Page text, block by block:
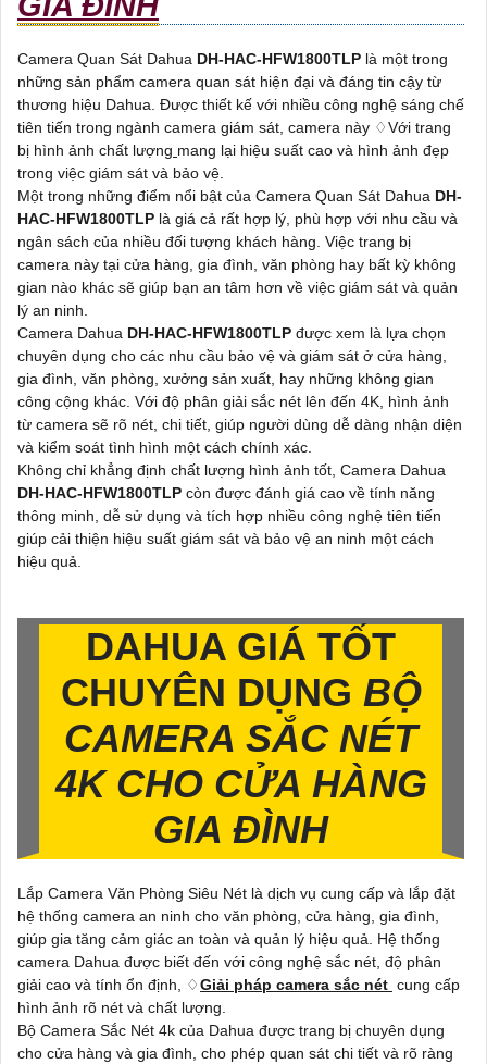
Camera Quan Sát Dahua DH-HAC-HFW1800TLP là một trong
những sản phẩm camera quan sát hiện đại và đáng tin cậy từ
thương hiệu Dahua. Được thiết kế với nhiều công nghệ sáng chế
tiên tiến trong ngành camera giám sát, camera này ♢Với trang
bị hình ảnh chất lượng mang lại hiệu suất cao và hình ảnh đẹp
trong việc giám sát và bảo vệ.
Một trong những điểm nổi bật của Camera Quan Sát Dahua DH-
HAC-HFW1800TLP là giá cả rất hợp lý, phù hợp với nhu cầu và
ngân sách của nhiều đối tượng khách hàng. Việc trang bị
camera này tại cửa hàng, gia đình, văn phòng hay bất kỳ không
gian nào khác sẽ giúp bạn an tâm hơn về việc giám sát và quản
lý an ninh.
Camera Dahua DH-HAC-HFW1800TLP được xem là lựa chọn
chuyên dụng cho các nhu cầu bảo vệ và giám sát ở cửa hàng,
gia đình, văn phòng, xưởng sản xuất, hay những không gian
công cộng khác. Với độ phân giải sắc nét lên đến 4K, hình ảnh
từ camera sẽ rõ nét, chi tiết, giúp người dùng dễ dàng nhận diện
và kiểm soát tình hình một cách chính xác.
Không chỉ khẳng định chất lượng hình ảnh tốt, Camera Dahua
DH-HAC-HFW1800TLP còn được đánh giá cao về tính năng
thông minh, dễ sử dụng và tích hợp nhiều công nghệ tiên tiến
giúp cải thiện hiệu suất giám sát và bảo vệ an ninh một cách
hiệu quả.
DAHUA GIÁ TỐT
CHUYÊN DỤNG BỘ
CAMERA SẮC NÉT
4K CHO CỬA HÀNG
GIA ĐÌNH
Lắp Camera Văn Phòng Siêu Nét là dịch vụ cung cấp và lắp đặt
hệ thống camera an ninh cho văn phòng, cửa hàng, gia đình,
giúp gia tăng cảm giác an toàn và quản lý hiệu quả. Hệ thống
camera Dahua được biết đến với công nghệ sắc nét, độ phân
giải cao và tính ổn định, ♢Giải pháp camera sắc nét cung cấp
hình ảnh rõ nét và chất lượng.
Bộ Camera Sắc Nét 4k của Dahua được trang bị chuyên dụng
cho cửa hàng và gia đình, cho phép quan sát chi tiết và rõ ràng